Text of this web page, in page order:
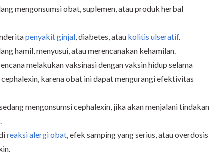
mengonsumsi obat, suplemen, atau produk herbal
penyakit ginjal, diabetes, atau kolitis ulseratif.
hamil, menyusui, atau merencanakan kehamilan.
melakukan vaksinasi dengan vaksin hidup selama
karena obat ini dapat mengurangi efektivitas
mengonsumsi cephalexin, jika akan menjalani tindakan
reaksi alergi obat, efek samping yang serius, atau overdosis